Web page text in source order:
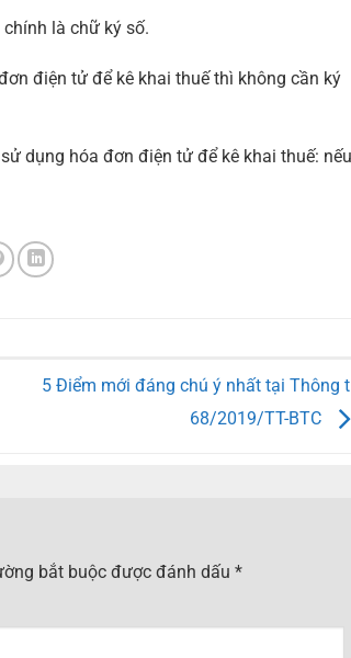
là chữ ký số.
điện tử để kê khai thuế thì không cần ký
dụng hóa đơn điện tử để kê khai thuế: nếu
5 Điểm mới đáng chú ý nhất tại Thông
68/2019/TT-BTC
bắt buộc được đánh dấu *